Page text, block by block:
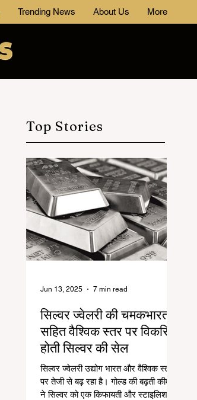
Trending News About Us More
Top Stories
सिल्वर ज्वेलरी की चमकभारत
सहित वैश्विक स्तर पर विकसित
होती सिल्वर की सेल
सिल्वर ज्वेलरी उद्योग भारत और वैश्विक स्तर
पर तेजी से बढ़ रहा है। गोल्ड की बढ़ती कीमतों
ने सिल्वर को एक किफायती और स्टाइलिश
Jun 13, 2025 7 min read